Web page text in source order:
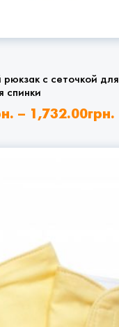
с сеточкой для
спинки
– 1,732.00грн.